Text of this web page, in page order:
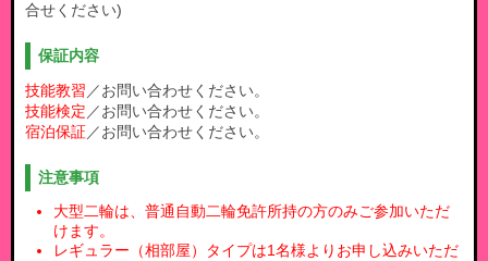
合せください)
保証内容
技能教習 ／お問い合わせください。
技能検定 ／お問い合わせください。
宿泊保証 ／お問い合わせください。
注意事項
大型二輪は、普通自動二輪免許所持の方のみご参加いただ
けます。
レギュラー（相部屋）タイプは1名様よりお申し込みいただ